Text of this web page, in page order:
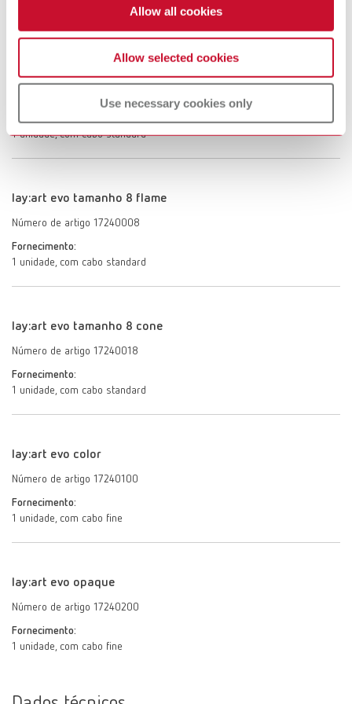
Allow all cookies
Allow selected cookies
Use necessary cookies only
1 unidade, com cabo standard
Fornecimento:
1 unidade, com cabo standard
lay:art evo tamanho 8 flame
Número de artigo 17240008
Fornecimento:
1 unidade, com cabo standard
lay:art evo tamanho 8 cone
Número de artigo 17240018
Fornecimento:
1 unidade, com cabo standard
lay:art evo color
Número de artigo 17240100
Fornecimento:
1 unidade, com cabo fine
lay:art evo opaque
Número de artigo 17240200
Fornecimento:
1 unidade, com cabo fine